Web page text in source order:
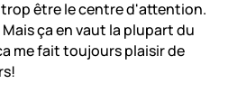
trop être le centre d'attention.
ça en vaut la plupart du
me fait toujours plaisir de